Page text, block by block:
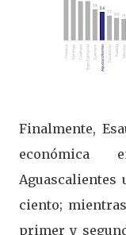
Finalmente,
económica
Aguascalientes
ciento;
primer y